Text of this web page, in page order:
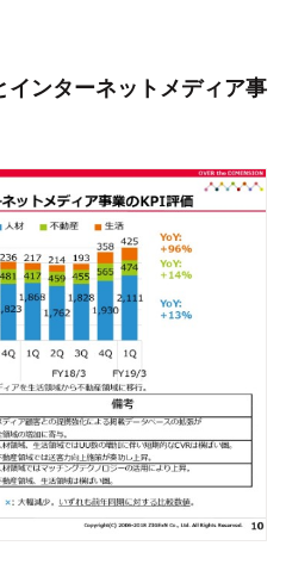
インターネットメディア事